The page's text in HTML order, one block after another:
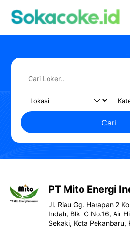
Cari
PT Mito Energi
Jl. Riau Gg. Harapan 2
Indah, Blk. C No.16, Air
Sekaki, Kota Pekanbaru,